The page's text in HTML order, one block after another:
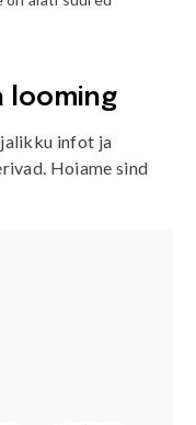
looming
infot ja
Hoiame sind